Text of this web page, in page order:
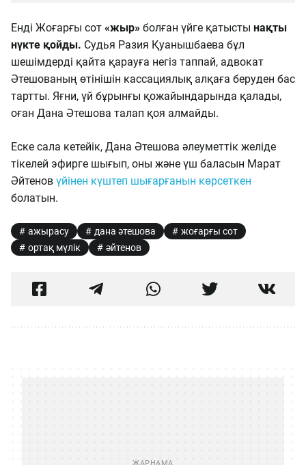
Енді Жоғарғы сот «жыр» болған үйге қатысты нақты
нүкте қойды. Судья Разия Қуанышбаева бұл
шешімдерді қайта қарауға негіз таппай, адвокат
Әтешованың өтінішін кассациялық алқаға беруден бас
тартты. Яғни, үй бұрынғы қожайындарында қалады,
оған Дана Әтешова талап қоя алмайды.
Еске сала кетейік, Дана Әтешова әлеуметтік желіде
тікелей эфирге шығып, оны және үш баласын Марат
Әйтенов үйінен күштеп шығарғанын көрсеткен
болатын.
ажырасу дана әтешова
жоғарғы сот
ортақ мүлік
әйтенов